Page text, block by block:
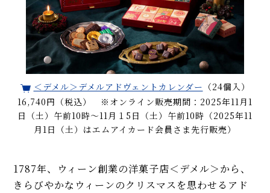
＜デメル＞デメルアドヴェントカレンダー （24個入）
16,740円（税込） ※オンライン販売期間：2025年11月1
日（土）午前10時～11月１5日（土）午前10時（2025年11
月1日（土）はエムアイカード会員さま先行販売）
1787年、ウィーン創業の洋菓子店＜デメル＞から、
きらびやかなウィーンのクリスマスを思わせるアド